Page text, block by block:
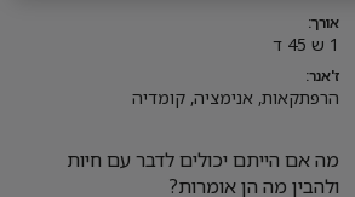
אורך:
1 ש 45 ד
ז'אנר:
הרפתקאות, אנימציה, קומדיה
מה אם הייתם יכולים לדבר עם חיות